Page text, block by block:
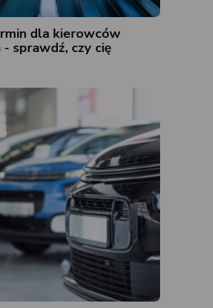
dla kierowców
- sprawdź, czy cię